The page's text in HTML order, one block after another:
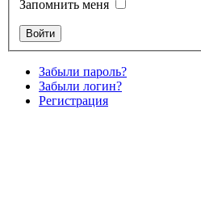
Запомнить меня
Забыли пароль?
Забыли логин?
Регистрация